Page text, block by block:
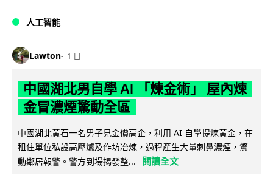
人工智能
Lawton 1 日
中國湖北男自學 AI 「煉金術」 屋內煉
金冒濃煙驚動全區
中國湖北黃石一名男子見金價高企，利用 AI 自學提煉黃金，在
租住單位私設高壓爐及作坊冶煉，過程產生大量刺鼻濃煙，驚
動鄰居報警。警方到場揭發整...
閱讀全文